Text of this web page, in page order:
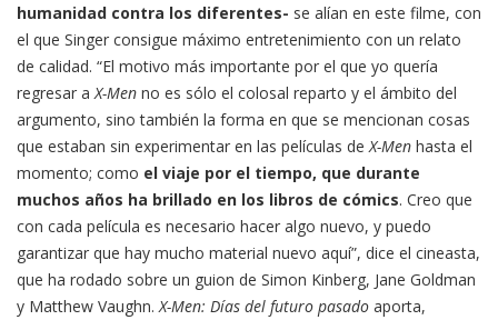
humanidad contra los diferentes- se alían en este filme, con
el que Singer consigue máximo entretenimiento con un relato
de calidad. “El motivo más importante por el que yo quería
regresar a X-Men no es sólo el colosal reparto y el ámbito del
argumento, sino también la forma en que se mencionan cosas
que estaban sin experimentar en las películas de X-Men hasta el
momento; como el viaje por el tiempo, que durante
muchos años ha brillado en los libros de cómics. Creo que
con cada película es necesario hacer algo nuevo, y puedo
garantizar que hay mucho material nuevo aquí”, dice el cineasta,
que ha rodado sobre un guion de Simon Kinberg, Jane Goldman
y Matthew Vaughn. X-Men: Días del futuro pasado aporta,